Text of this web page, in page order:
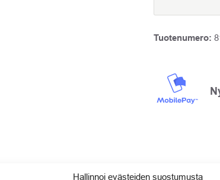
Hallinnoi evästeiden suostumusta
Tuotenumero: